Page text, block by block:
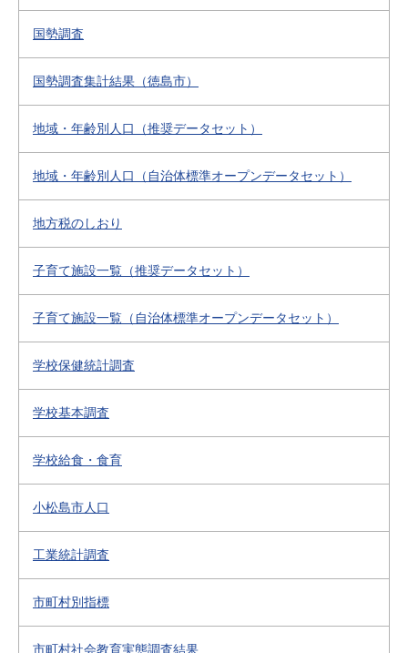
国勢調査
国勢調査集計結果（徳島市）
地域・年齢別人口（推奨データセット）
地域・年齢別人口（自治体標準オープンデータセット）
地方税のしおり
子育て施設一覧（推奨データセット）
子育て施設一覧（自治体標準オープンデータセット）
学校保健統計調査
学校基本調査
学校給食・食育
小松島市人口
工業統計調査
市町村別指標
市町村社会教育実態調査結果